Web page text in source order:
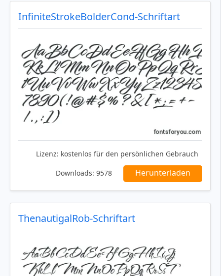
InfiniteStrokeBolderCond-Schriftart
Lizenz: kostenlos für den persönlichen Gebrauch
Downloads: 9578 Herunterladen
ThenautigalRob-Schriftart